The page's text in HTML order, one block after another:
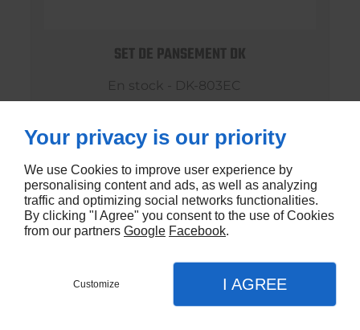
SET DE PANSEMENT DK
En stock - DK-803EC
Your privacy is our priority
We use Cookies to improve user experience by
personalising content and ads, as well as analyzing
traffic and optimizing social networks functionalities.
By clicking "I Agree" you consent to the use of Cookies
from our partners Google Facebook.
Customize I AGREE